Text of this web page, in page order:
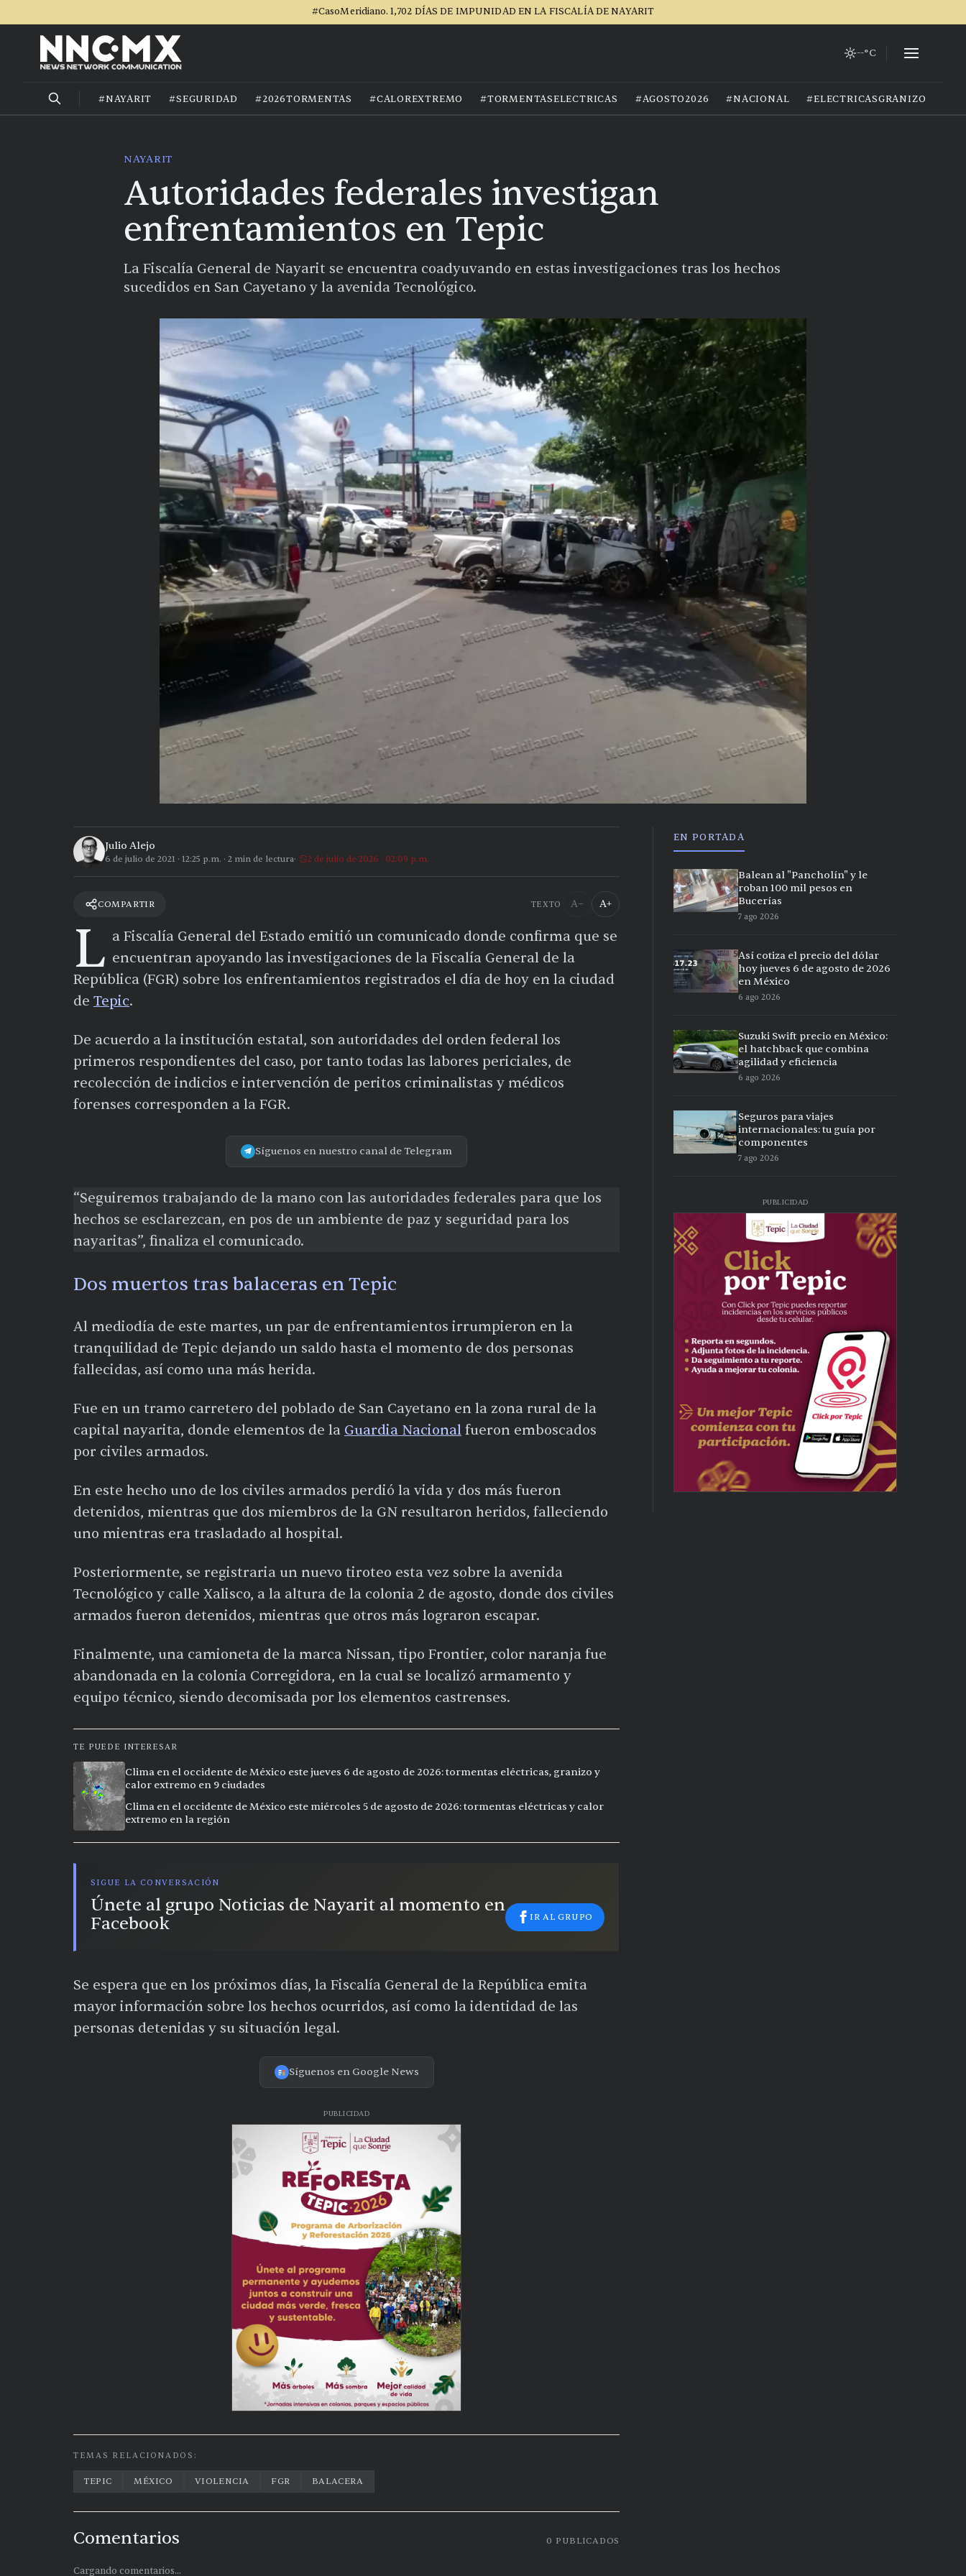
#CasoMeridiano. 1,702 DÍAS DE IMPUNIDAD EN LA FISCALÍA DE NAYARIT
--°C
#NAYARIT #SEGURIDAD #2026TORMENTAS #CALOREXTREMO #TORMENTASELECTRICAS #AGOSTO2026 #NACIONAL #ELECTRICASGRANIZO
NAYARIT
Autoridades federales investigan
enfrentamientos en Tepic
La Fiscalía General de Nayarit se encuentra coadyuvando en estas investigaciones tras los hechos
sucedidos en San Cayetano y la avenida Tecnológico.
Julio Alejo
6 de julio de 2021 · 12:25 p.m. · 2 min de lectura 2 de julio de 2026 · 02:09 p.m.
COMPARTIR TEXTO A− A+
L a Fiscalía General del Estado emitió un comunicado donde confirma que se
encuentran apoyando las investigaciones de la Fiscalía General de la
República (FGR) sobre los enfrentamientos registrados el día de hoy en la ciudad
de Tepic.
De acuerdo a la institución estatal, son autoridades del orden federal los
primeros respondientes del caso, por tanto todas las labores periciales, de
recolección de indicios e intervención de peritos criminalistas y médicos
forenses corresponden a la FGR.
Síguenos en nuestro canal de Telegram
“Seguiremos trabajando de la mano con las autoridades federales para que los
hechos se esclarezcan, en pos de un ambiente de paz y seguridad para los
nayaritas”, finaliza el comunicado.
Dos muertos tras balaceras en Tepic
Al mediodía de este martes, un par de enfrentamientos irrumpieron en la
tranquilidad de Tepic dejando un saldo hasta el momento de dos personas
fallecidas, así como una más herida.
Fue en un tramo carretero del poblado de San Cayetano en la zona rural de la
capital nayarita, donde elementos de la Guardia Nacional fueron emboscados
por civiles armados.
En este hecho uno de los civiles armados perdió la vida y dos más fueron
detenidos, mientras que dos miembros de la GN resultaron heridos, falleciendo
uno mientras era trasladado al hospital.
Posteriormente, se registraria un nuevo tiroteo esta vez sobre la avenida
Tecnológico y calle Xalisco, a la altura de la colonia 2 de agosto, donde dos civiles
armados fueron detenidos, mientras que otros más lograron escapar.
Finalmente, una camioneta de la marca Nissan, tipo Frontier, color naranja fue
abandonada en la colonia Corregidora, en la cual se localizó armamento y
equipo técnico, siendo decomisada por los elementos castrenses.
TE PUEDE INTERESAR
Clima en el occidente de México este jueves 6 de agosto de 2026: tormentas eléctricas, granizo y
calor extremo en 9 ciudades
Clima en el occidente de México este miércoles 5 de agosto de 2026: tormentas eléctricas y calor
extremo en la región
SIGUE LA CONVERSACIÓN
Únete al grupo Noticias de Nayarit al momento en
Facebook
IR AL GRUPO
Se espera que en los próximos días, la Fiscalía General de la República emita
mayor información sobre los hechos ocurridos, así como la identidad de las
personas detenidas y su situación legal.
Síguenos en Google News
PUBLICIDAD
TEMAS RELACIONADOS:
TEPIC MÉXICO VIOLENCIA FGR BALACERA
Comentarios 0 PUBLICADOS
Cargando comentarios...
EN PORTADA
Balean al "Pancholín" y le
roban 100 mil pesos en
Bucerías
7 ago 2026
Así cotiza el precio del dólar
hoy jueves 6 de agosto de 2026
en México
6 ago 2026
Suzuki Swift precio en México:
el hatchback que combina
agilidad y eficiencia
6 ago 2026
Seguros para viajes
internacionales: tu guía por
componentes
7 ago 2026
PUBLICIDAD